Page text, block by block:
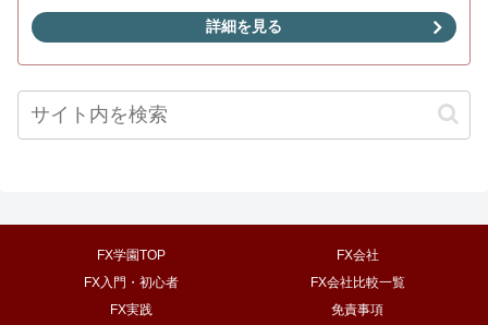
詳細を見る
FX学園TOP
FX会社
FX入門・初心者
FX会社比較一覧
FX実践
免責事項